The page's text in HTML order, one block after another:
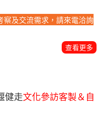
察及交流需求，請來電洽詢
查看更多
健走文化參訪客製＆自